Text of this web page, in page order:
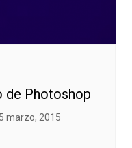
de Photoshop
marzo, 2015